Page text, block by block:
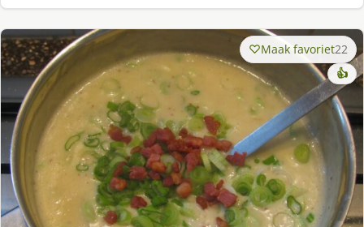
Maak favoriet22
👍